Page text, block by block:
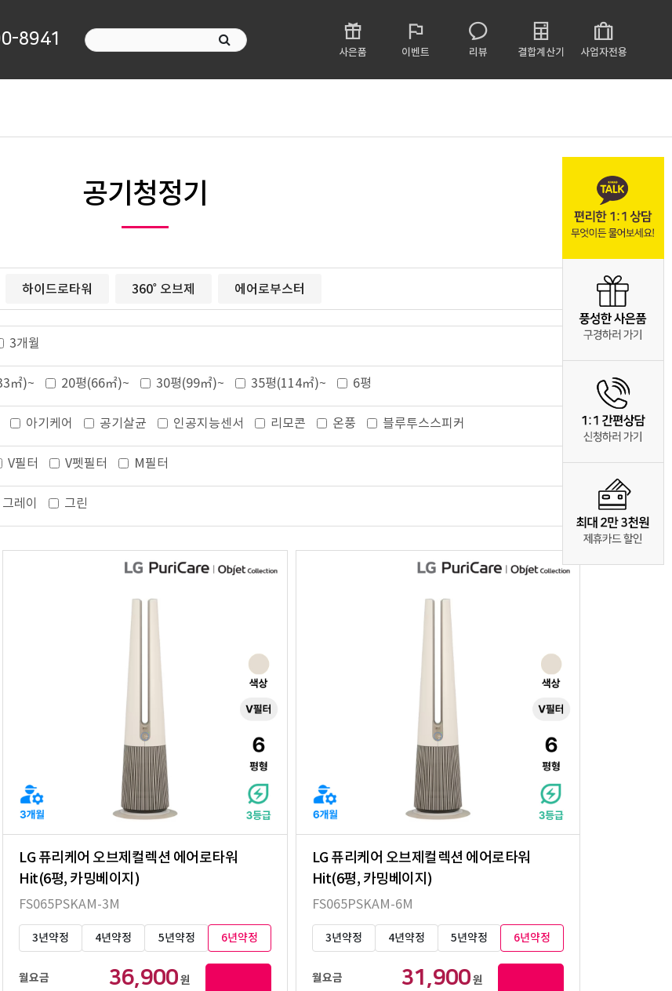
8941
사은품 이벤트 리뷰 결합계산기 사업자전용
공기청정기
하이드로타워 360˚ 오브제 에어로부스터
3개월
㎡)~ 20평(66㎡)~ 30평(99㎡)~ 35평(114㎡)~ 6평
아기케어 공기살균 인공지능센서 리모콘 온풍 블루투스스피커
V필터 V펫필터 M필터
그레이 그린
LG 퓨리케어 오브제컬렉션 에어로타워
Hit(6평, 카밍베이지)
FS065PSKAM-3M
3년약정 4년약정 5년약정 6년약정
월요금 36,900원
LG 퓨리케어 오브제컬렉션 에어로타워
Hit(6평, 카밍베이지)
FS065PSKAM-6M
3년약정 4년약정 5년약정 6년약정
월요금 31,900원